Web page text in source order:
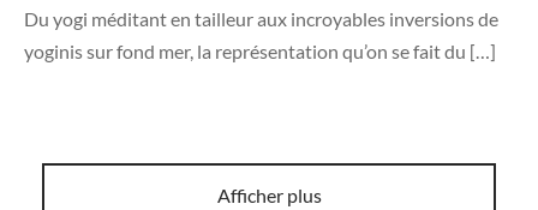
Du yogi méditant en tailleur aux incroyables inversions de
yoginis sur fond mer, la représentation qu’on se fait du […]
Afficher plus